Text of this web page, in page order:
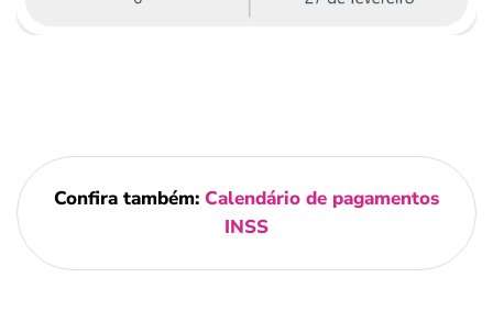
Confira também: Calendário de pagamentos
INSS